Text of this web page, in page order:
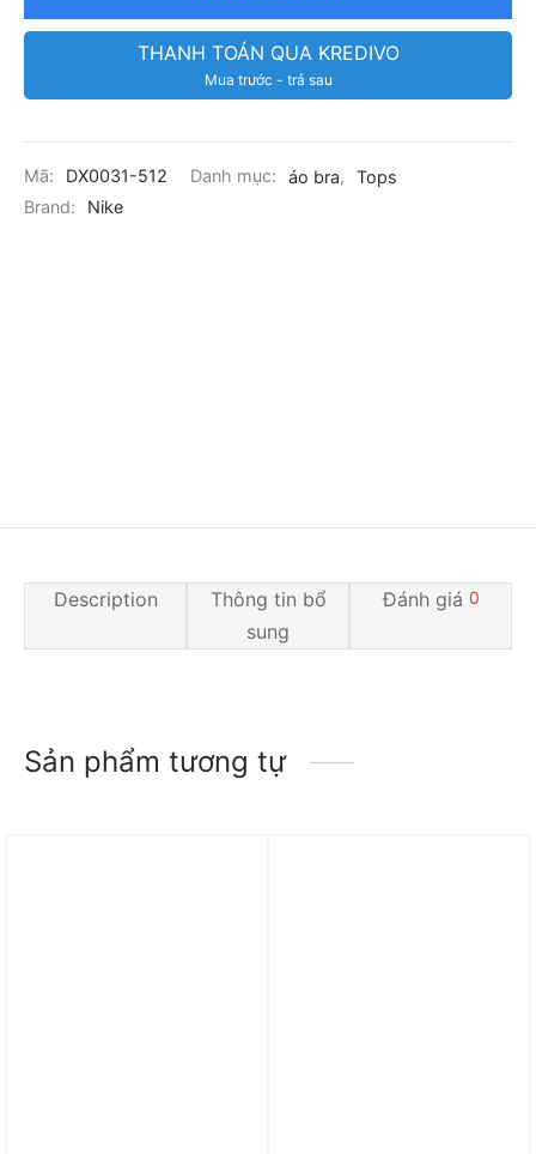
THANH TOÁN QUA KREDIVO
Mua trước - trả sau
Mã: DX0031-512 Danh mục: áo bra,
Tops
Brand:
Nike
Description
Thông tin bổ
sung
Đánh giá 0
Sản phẩm tương tự